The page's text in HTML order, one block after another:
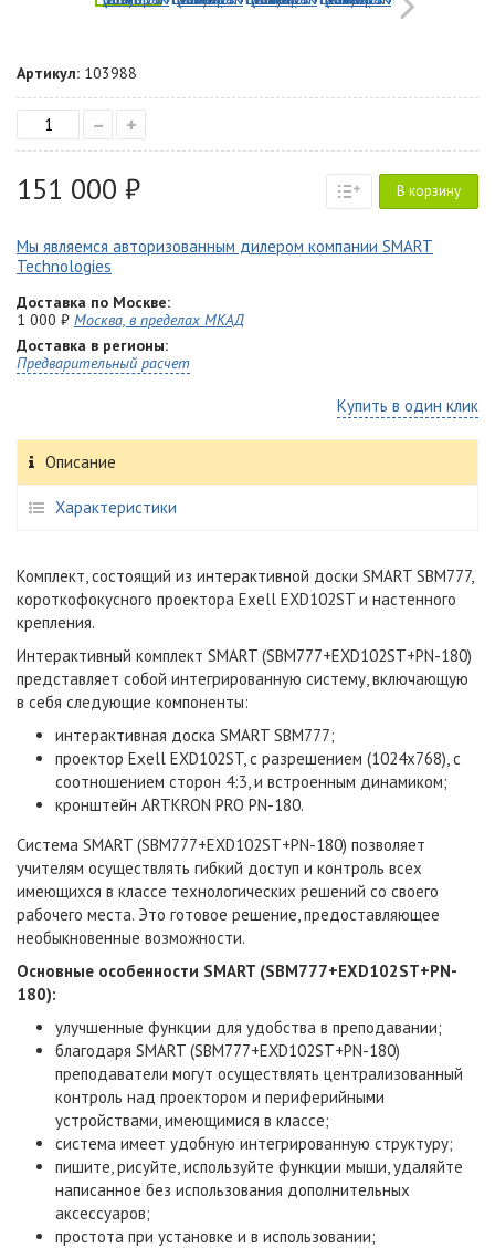
Артикул: 103988
– +
151 000 ₽ В корзину
Мы являемся авторизованным дилером компании SMART
Technologies
Доставка по Москве:
1 000 ₽ Москва, в пределах МКАД
Доставка в регионы:
Предварительный расчет
Купить в один клик
Описание
Характеристики
Комплект, состоящий из интерактивной доски SMART SBM777,
короткофокусного проектора Exell EXD102ST и настенного
крепления.
Интерактивный комплект SMART (SBM777+EXD102ST+PN-180)
представляет собой интегрированную систему, включающую
в себя следующие компоненты:
интерактивная доска SMART SBM777;
проектор Exell EXD102ST, с разрешением (1024x768), с
соотношением сторон 4:3, и встроенным динамиком;
кронштейн ARTKRON PRO PN-180.
Система SMART (SBM777+EXD102ST+PN-180) позволяет
учителям осуществлять гибкий доступ и контроль всех
имеющихся в классе технологических решений со своего
рабочего места. Это готовое решение, предоставляющее
необыкновенные возможности.
Основные особенности SMART (SBM777+EXD102ST+PN-
180):
улучшенные функции для удобства в преподавании;
благодаря SMART (SBM777+EXD102ST+PN-180)
преподаватели могут осуществлять централизованный
контроль над проектором и периферийными
устройствами, имеющимися в классе;
система имеет удобную интегрированную структуру;
пишите, рисуйте, используйте функции мыши, удаляйте
написанное без использования дополнительных
аксессуаров;
простота при установке и в использовании;